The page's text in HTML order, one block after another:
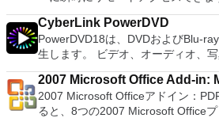
限のメモリーカード：好きなだけ
8MBから64MBまでの単一の物理カ
した。 高解像度グラフィックス：
1080pまたは4K HDでゲームをプレ
ゲームを高い精度でエミュレートで
ーターを切り替えることができます
労し、時々フリーズまたはクラッシ
す：Arch Linux、Archbang、
Damn Small Linux、Fedora、
gNewSense、Hiren&#39;s Boot
Kubuntu、Linux Mint、NT
OpenSUSE、Parted Magic、
Rescue Kit、Ubuntu、Ultimate Boot
以降）、Windows Server 2003 R2
Windows 7、Windows 8。 *このリストは完全ではありませ
languages. To switch between
single click! Despite being a free suite, WPS Office comes
with many innovative features,
adjustment tool and multiple tabbed
converter, spell check and word
2016 Personal Edition supports
Roaming and Docer online templates. Key features
またはLinuxマシン、世界中のどこ
使用すると、コンピューターのデス
ンピューターの前に直接座っている
ードを制御したりできます。 VNC Viewerは、インストールと
使用が簡単です。制御したいデバ
し、指示に従ってください。オプシ
モート展開に使用可能なMSIがあり
CyberLink PowerDVD
PowerDVD18は、DVDおよびBlu-
生します。 ビデオ、オーディオ、
ツ、さらにはYouTubeやVimeoにと
要なエンターテイメントの仲間です。 Ultra HD HDR TV
ラウンドサウンドシステムの可能
の増え続けるコレクションへのアク
2007 Microsoft Office Add-in:
PDF or XPS
2007 Microsoft Officeアドイン：
ると、8つの2007 Microsoft Office